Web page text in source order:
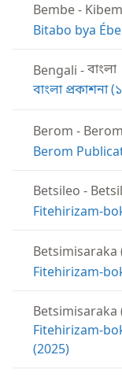
Bembe-
Bitabo bya
Bengali -বাংলা
বাংলা প্রকাশনা
Berom - Berom
Berom
Betsileo -
Fitehirizam-
Fitehirizam-
Betsimisaraka
Fitehirizam-
(2025)